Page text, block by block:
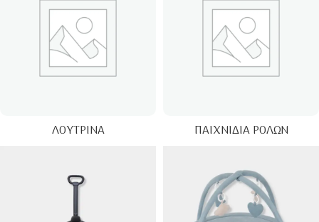
ΛΟΎΤΡΙΝΑ ΠΑΙΧΝΊΔΙΑ ΡΌΛΩΝ